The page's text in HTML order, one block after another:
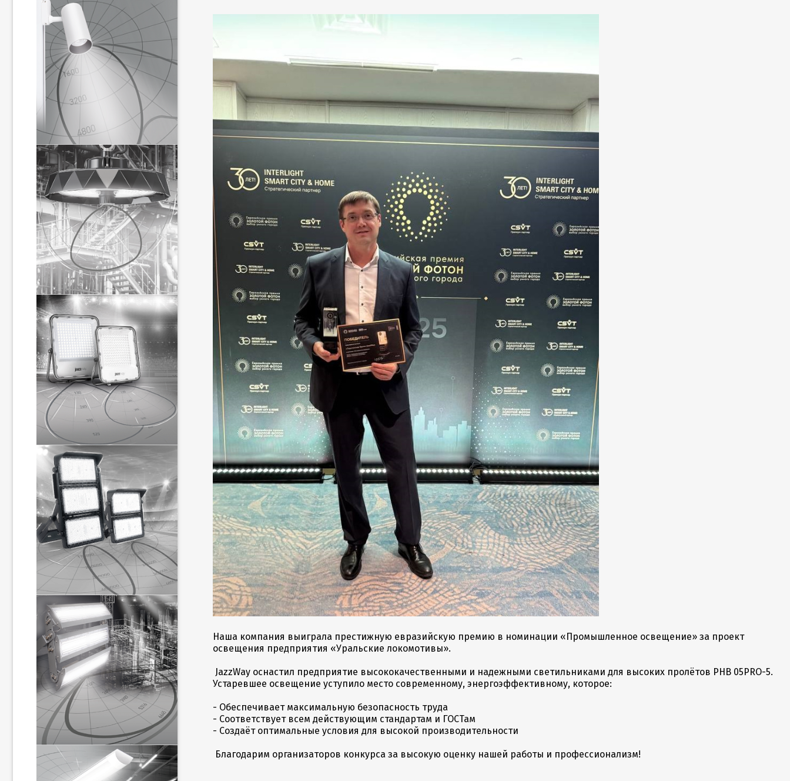
Наша компания выиграла престижную евразийскую премию в номинации «Промышленное освещение» за проект
освещения предприятия «Уральские локомотивы».
JazzWay оснастил предприятие высококачественными и надежными светильниками для высоких пролётов PHB 05PRO-5.
Устаревшее освещение уступило место современному, энергоэффективному, которое:
- Обеспечивает максимальную безопасность труда
- Соответствует всем действующим стандартам и ГОСТам
- Создаёт оптимальные условия для высокой производительности
Благодарим организаторов конкурса за высокую оценку нашей работы и профессионализм!